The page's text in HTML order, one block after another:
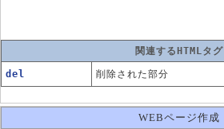
関連するHTMLタグ
del 削除された部分
WEBページ作成